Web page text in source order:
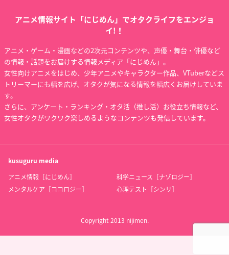
アニメ情報サイト「にじめん」でオタクライフをエンジョ
イ!！
アニメ・ゲーム・漫画などの2次元コンテンツや、声優・舞台・俳優など
の情報・話題をお届けする情報メディア「にじめん」。
女性向けアニメをはじめ、少年アニメやキャラクター作品、VTuberなどス
トリーマーにも幅を広げ、オタクが気になる情報を幅広くお届けしていま
す。
さらに、アンケート・ランキング・オタ活（推し活）お役立ち情報など、
女性オタクがワクワク楽しめるようなコンテンツも発信しています。
kusuguru media
アニメ情報［にじめん］
科学ニュース［ナゾロジー］
メンタルケア［ココロジー］
心理テスト［シンリ］
Copyright 2013 nijimen.